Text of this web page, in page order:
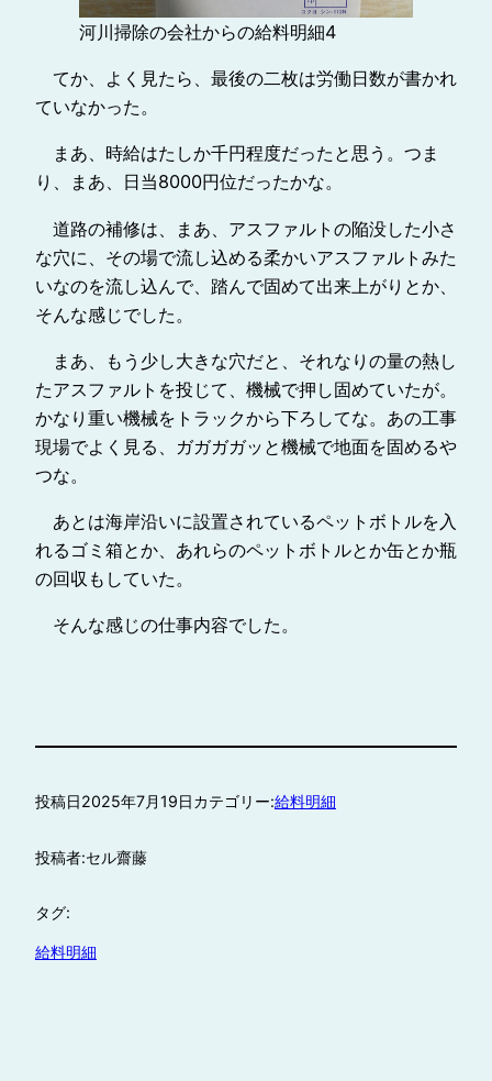
河川掃除の会社からの給料明細4
てか、よく見たら、最後の二枚は労働日数が書かれ
ていなかった。
まあ、時給はたしか千円程度だったと思う。つま
り、まあ、日当8000円位だったかな。
道路の補修は、まあ、アスファルトの陥没した小さ
な穴に、その場で流し込める柔かいアスファルトみた
いなのを流し込んで、踏んで固めて出来上がりとか、
そんな感じでした。
まあ、もう少し大きな穴だと、それなりの量の熱し
たアスファルトを投じて、機械で押し固めていたが。
かなり重い機械をトラックから下ろしてな。あの工事
現場でよく見る、ガガガガッと機械で地面を固めるや
つな。
あとは海岸沿いに設置されているペットボトルを入
れるゴミ箱とか、あれらのペットボトルとか缶とか瓶
の回収もしていた。
そんな感じの仕事内容でした。
投稿日2025年7月19日カテゴリー:給料明細
投稿者:セル齋藤
タグ:
給料明細